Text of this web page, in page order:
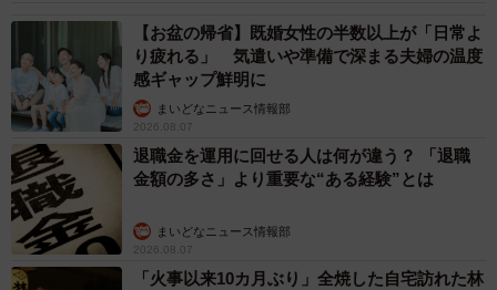
【お盆の帰省】既婚女性の半数以上が「日常よ
り疲れる」 気遣いや準備で深まる夫婦の温度
感ギャップ鮮明に
まいどなニュース情報部
2026.08.07
退職金を運用に回せる人は何が違う？ 「退職
金額の多さ」より重要な“ある経験”とは
まいどなニュース情報部
2026.08.07
「火事以来10カ月ぶり」全焼した自宅訪れた林